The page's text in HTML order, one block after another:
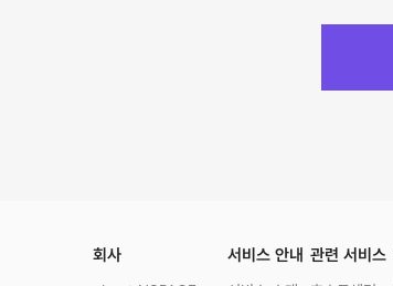
회사 서비스 안내 관련 서비스